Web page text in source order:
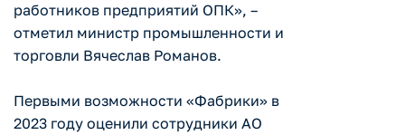
работников предприятий ОПК», –
отметил министр промышленности и
торговли Вячеслав Романов.
Первыми возможности «Фабрики» в
2023 году оценили сотрудники АО